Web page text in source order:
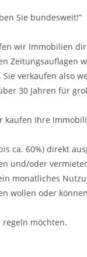
Sie bundesweit!“
wir Immobilien
Zeitungsauflagen
verkaufen also
30 Jahren für
kaufen Ihre
ca. 60%) direkt
und/oder
monatliches
wollen oder
möchten.